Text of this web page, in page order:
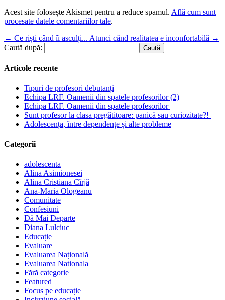
Acest site folosește Akismet pentru a reduce spamul. Află cum sunt
procesate datele comentariilor tale.
← Ce riști când îi asculți... Atunci când realitatea e inconfortabilă →
Caută după:
Articole recente
Tipuri de profesori debutanți
Echipa LRF. Oamenii din spatele profesorilor (2)
Echipa LRF. Oamenii din spatele profesorilor
Sunt profesor la clasa pregătitoare: panică sau curiozitate?!
Adolescența, între dependențe și alte probleme
Categorii
adolescenta
Alina Asimionesei
Alina Cristiana Cîrjă
Ana-Maria Ologeanu
Comunitate
Confesiuni
Dă Mai Departe
Diana Lulciuc
Educație
Evaluare
Evaluarea Națională
Evaluarea Nationala
Fără categorie
Featured
Focus pe educație